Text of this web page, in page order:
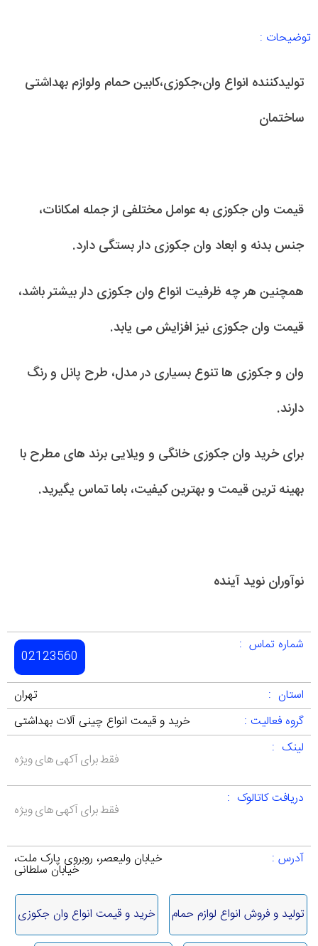
توضیحات :
تولیدکننده انواع وان،جکوزی،کابین حمام ولوازم بهداشتی
ساختمان
قیمت وان جکوزی به عوامل مختلفی از جمله امکانات،
جنس بدنه و ابعاد وان جکوزی دار بستگی دارد.
همچنین هر چه ظرفیت انواع وان جکوزی دار بیشتر باشد،
قیمت وان جکوزی نیز افزایش می یابد.
وان و جکوزی ها تنوع بسیاری در مدل، طرح پانل و رنگ
دارند.
برای خرید وان جکوزی خانگی و ویلایی برند های مطرح با
بهینه ترین قیمت و بهترین کیفیت، باما تماس یگیرید.
نوآوران نوید آینده
شماره تماس :
02123560
استان :
تهران
گروه فعالیت :
خرید و قیمت انواع چینی آلات بهداشتی
لینک :
فقط برای آکهی های ویژه
دریافت کاتالوک :
فقط برای آکهی های ویژه
آدرس : خیابان ولیعصر، روبروی پارک ملت،
خیابان سلطانی
تولید و فروش انواع لوازم حمام خرید و قیمت انواع وان جکوزی